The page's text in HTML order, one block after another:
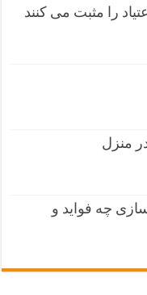
را مثبت می کنند
منزل
چه فواید و